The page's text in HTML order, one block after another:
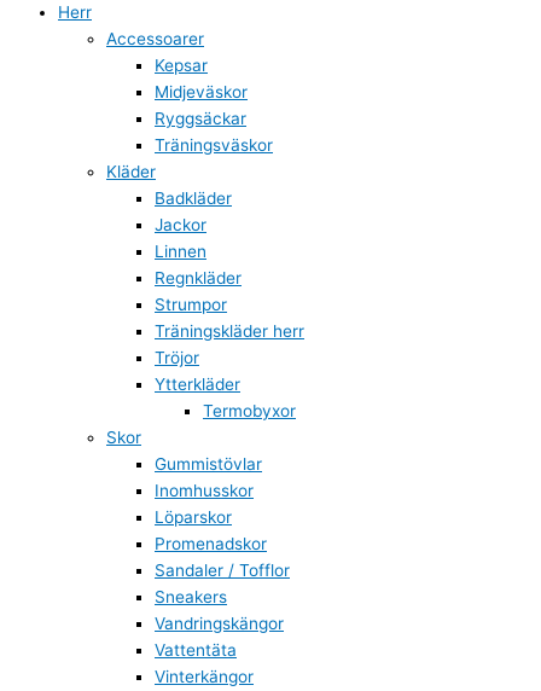
Herr
Accessoarer
Kepsar
Midjeväskor
Ryggsäckar
Träningsväskor
Kläder
Badkläder
Jackor
Linnen
Regnkläder
Strumpor
Träningskläder herr
Tröjor
Ytterkläder
Termobyxor
Skor
Gummistövlar
Inomhusskor
Löparskor
Promenadskor
Sandaler / Tofflor
Sneakers
Vandringskängor
Vattentäta
Vinterkängor